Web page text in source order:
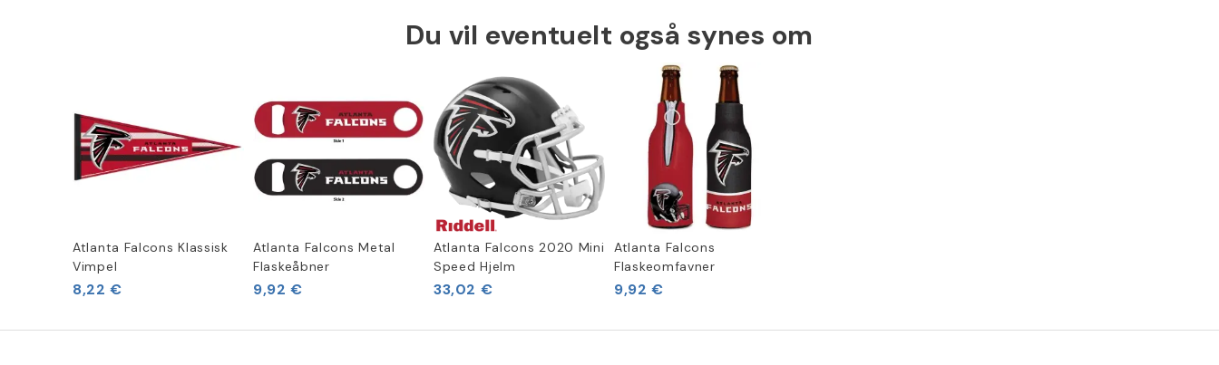
Du vil eventuelt også synes om
Atlanta Falcons Klassisk
Vimpel
8,22 €
Atlanta Falcons Metal
Flaskeåbner
9,92 €
Atlanta Falcons 2020 Mini
Speed Hjelm
33,02 €
Atlanta Falcons
Flaskeomfavner
9,92 €